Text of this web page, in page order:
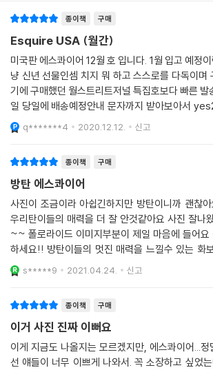
종이책 구매
Esquire USA (월간)
미국판 에스콰이어 12월 호 입니다. 1월 입고 예정
냥 신년 선물인셈 치지 뭐 하고 스스로를 다독이며
기에 구매했던 월스트리트저널 특집호보다 빠른 발
일 당일에 배송예정안내 문자까지 받아보아서
빠름의 조화가 사람을 이렇게 설레게 할수있단걸 오
후에 배송연락받고
q*******4 2020.12.12. 신고
종이책 구매
방탄 에스콰이어
사진이 조금이라 아쉽긴하지만 방탄이니까 괜찮
우리탄이들의 매력을 더 잘 안것같아요 사진 잘나
~~ 폴로라이드 이미지부분이 제일 마음에 들어요
하세요!! 방탄이들의 멋진 매력을 느낄수 있는 화
잡지 좋아요~~ 세계로 뻗어가는 방탄소년단 응원
고 넘 멋져요
s*****9 2021.04.24. 신고
종이책 구매
이거 사진 진짜 이뻐요
이게 지금도 나올지는 모르겠지만, 에스콰이어...정
선 얘들이 너무 이쁘게 나와서. 꼭 소장하고 싶었